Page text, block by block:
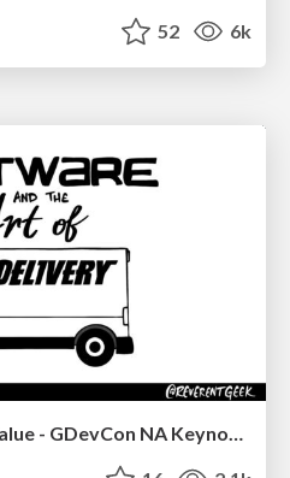
52 6k
The Art of Delivering Value - GDevCon NA Keynote